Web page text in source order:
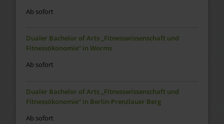
Ab sofort
Dualer Bachelor of Arts „Fitnesswissenschaft und
Fitnessökonomie“ in Worms
Ab sofort
Dualer Bachelor of Arts „Fitnesswissenschaft und
Fitnessökonomie“ in Berlin-Prenzlauer Berg
Ab sofort